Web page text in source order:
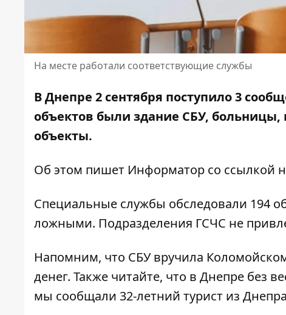
На месте работали соответствующие службы
В Днепре 2 сентября поступило 3
объектов были здание СБУ,
объекты.
Об этом пишет Информатор со ссылкой
Специальные службы обследовали 194
ложными. Подразделения ГСЧС не
Напомним, что СБУ вручила
денег. Также читайте, что в Днепре без
мы сообщали 32-летний турист из